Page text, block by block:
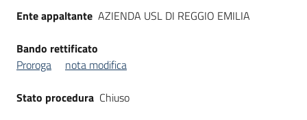
English
Ente appaltante AZIENDA USL DI REGGIO EMILIA
Bando rettificato
Proroga
nota modifica
Stato procedura Chiuso